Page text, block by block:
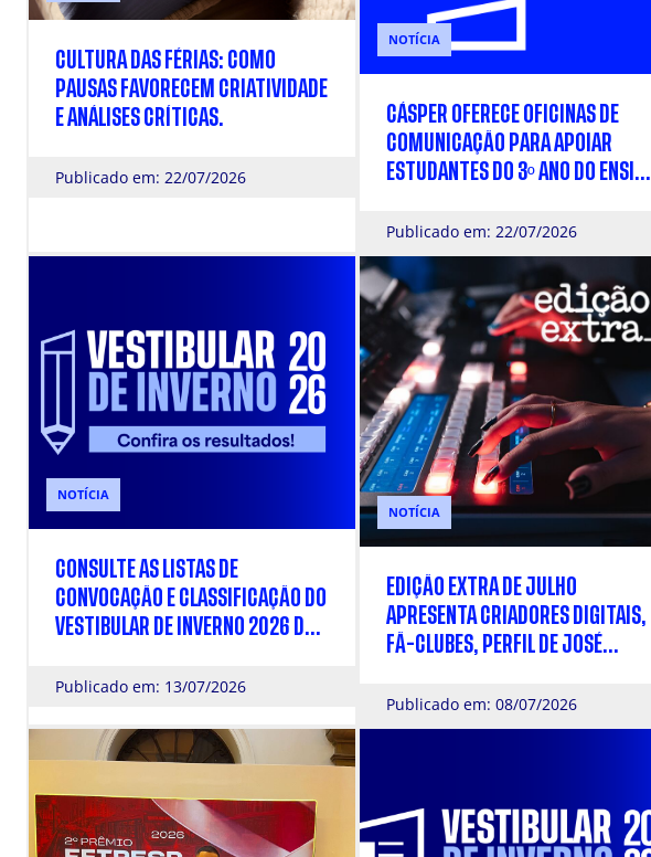
CULTURA DAS FÉRIAS: COMO
PAUSAS FAVORECEM CRIATIVIDADE
E ANÁLISES CRÍTICAS.
Publicado em: 22/07/2026
NOTÍCIA
CÁSPER OFERECE OFICINAS DE
COMUNICAÇÃO PARA APOIAR
ESTUDANTES DO 3º ANO DO ENSINO
Publicado em: 22/07/2026
NOTÍCIA
CONSULTE AS LISTAS DE
CONVOCAÇÃO E CLASSIFICAÇÃO DO
VESTIBULAR DE INVERNO 2026 DA
Publicado em: 13/07/2026
NOTÍCIA
EDIÇÃO EXTRA DE JULHO
APRESENTA CRIADORES DIGITAIS,
FÃ-CLUBES, PERFIL DE JOSÉ
Publicado em: 08/07/2026